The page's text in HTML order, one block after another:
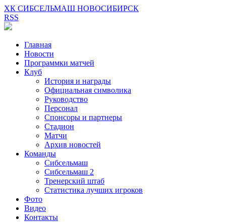
ХК СИБСЕЛЬМАШ НОВОСИБИРСК
RSS
Главная
Новости
Программки матчей
Клуб
История и награды
Официальная символика
Руководство
Персонал
Спонсоры и партнеры
Стадион
Матчи
Архив новостей
Команды
Сибсельмаш
Сибсельмаш 2
Тренерский штаб
Статистика лучших игроков
Фото
Видео
Контакты